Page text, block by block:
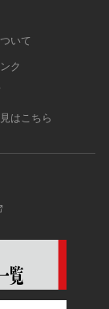
いて
ク
はこちら